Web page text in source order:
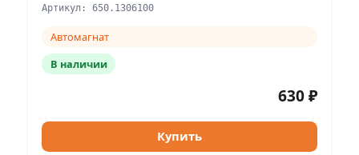
Артикул: 650.1306100
Автомагнат
В наличии
630 ₽
Купить